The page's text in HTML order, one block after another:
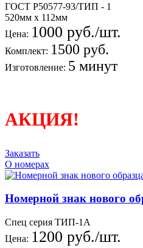
ГОСТ Р50577-93/ТИП - 1
520мм х 112мм
Цена: 1000 руб./шт.
Комплект: 1500 руб.
Изготовление: 5 минут
АКЦИЯ!
Заказать
О номерах
Номерной знак нового
Спец серия ТИП-1А
Цена: 1200 руб./шт.